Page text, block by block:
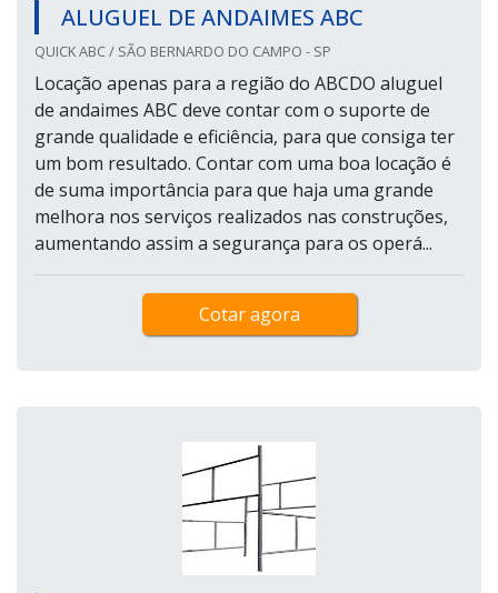
ALUGUEL DE ANDAIMES ABC
QUICK ABC / SÃO BERNARDO DO CAMPO - SP
Locação apenas para a região do ABCDO aluguel
de andaimes ABC deve contar com o suporte de
grande qualidade e eficiência, para que consiga ter
um bom resultado. Contar com uma boa locação é
de suma importância para que haja uma grande
melhora nos serviços realizados nas construções,
aumentando assim a segurança para os operá...
Cotar agora